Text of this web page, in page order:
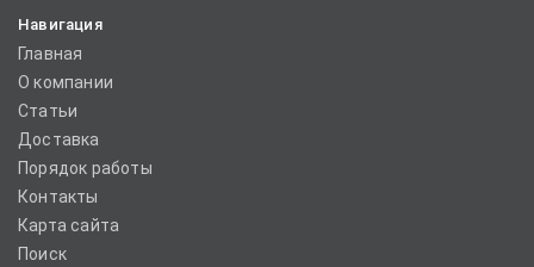
Навигация
Главная
О компании
Статьи
Доставка
Порядок работы
Контакты
Карта сайта
Поиск